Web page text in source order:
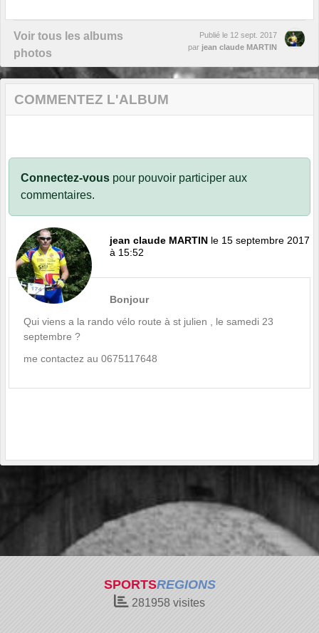
Voir tous les albums
photos
Publié le 12 sept. 2017
par jean claude MARTIN
COMMENTEZ L'ALBUM
Connectez-vous pour pouvoir participer aux
commentaires.
jean claude MARTIN le 15 septembre 2017
à 15:52
Bonjour
Qui viens a la rando vélo route à st julien , le samedi 23
septembre ?
me contactez au 0675117648
SPORTSREGIONS
281958 visites